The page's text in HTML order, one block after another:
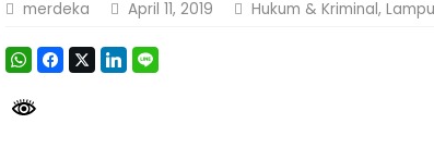
Dirut Jasa Raharja Dampingi Wamenhub Tinjau Penanganan
Jasa Raharja Jamin Seluruh Korban Kebakaran KM Mutiara
Gubernur Mirza Ajak IAI Darul Fattah Cetak SDM Adaptif
merdeka April 11, 2019 Hukum & Kriminal,